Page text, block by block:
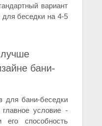
вариант
беседки на 4-5
бани-
для бани-беседки
условие -
его способность